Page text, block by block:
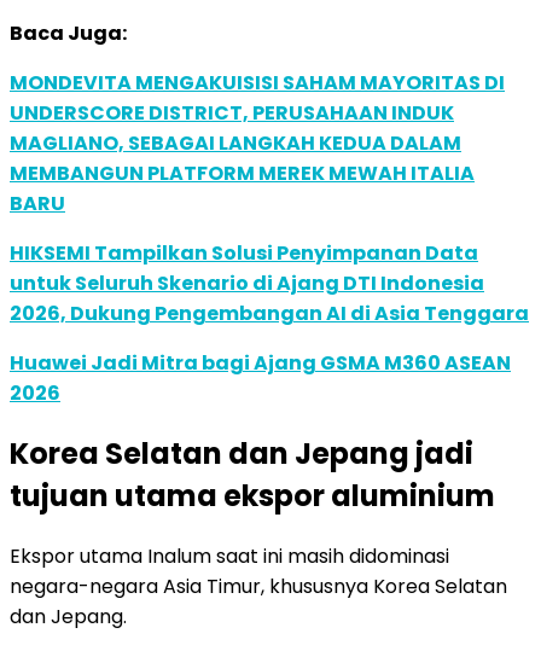
Baca Juga:
MONDEVITA MENGAKUISISI SAHAM MAYORITAS DI
UNDERSCORE DISTRICT, PERUSAHAAN INDUK
MAGLIANO, SEBAGAI LANGKAH KEDUA DALAM
MEMBANGUN PLATFORM MEREK MEWAH ITALIA
BARU
HIKSEMI Tampilkan Solusi Penyimpanan Data
untuk Seluruh Skenario di Ajang DTI Indonesia
2026, Dukung Pengembangan AI di Asia Tenggara
Huawei Jadi Mitra bagi Ajang GSMA M360 ASEAN
2026
Korea Selatan dan Jepang jadi
tujuan utama ekspor aluminium
Ekspor utama Inalum saat ini masih didominasi
negara-negara Asia Timur, khususnya Korea Selatan
dan Jepang.